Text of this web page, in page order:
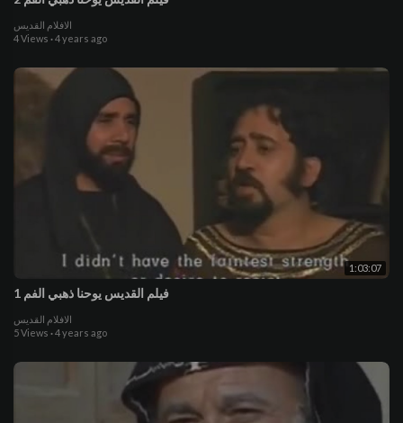
الافلام القديس
4 Views ·4 years ago
1:03:07
فيلم القديس يوحنا ذهبي الفم 1
الافلام القديس
5 Views ·4 years ago